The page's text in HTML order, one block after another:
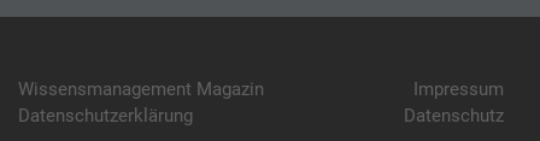
Wissensmanagement Magazin
Impressum
Datenschutzerklärung
Datenschutz